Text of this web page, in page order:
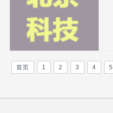
首页 1 2 3 4 5